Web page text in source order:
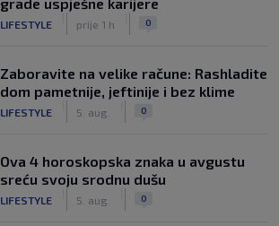
LIFESTYLE prije 1 h 0
Zaboravite na velike račune: Rashladite
dom pametnije, jeftinije i bez klime
LIFESTYLE 5. aug. 0
Ova 4 horoskopska znaka u avgustu
sreću svoju srodnu dušu
LIFESTYLE 5. aug. 0